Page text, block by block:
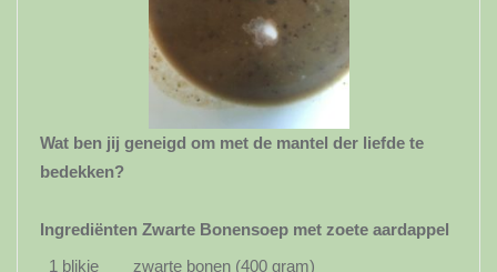
Wat ben jij geneigd om met de mantel der liefde te
bedekken?
Ingrediënten Zwarte Bonensoep met zoete aardappel
1 blikje
zwarte bonen (400 gram)